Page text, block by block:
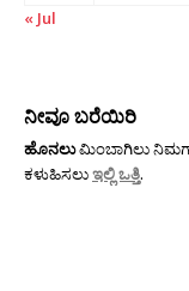
« Jul
ನೀವೂ ಬರೆಯಿರಿ
ಹೊನಲುಮಿಂಬಾಗಿಲು
ಕಳುಹಿಸಲುಇಲ್ಲಿ ಒತ್ತಿ.